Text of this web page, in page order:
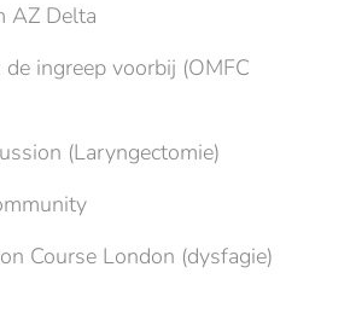
AZ Delta
ingreep voorbij (OMFC
(Laryngectomie)
Course London (dysfagie)